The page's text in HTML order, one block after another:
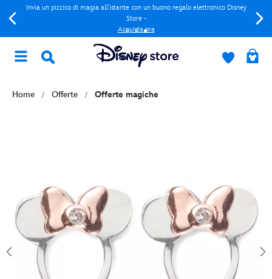
Invia un pizzico di magia all'istante con un buono regalo elettronico Disney
Store -
Acquista ora
Home Offerte Offerte magiche